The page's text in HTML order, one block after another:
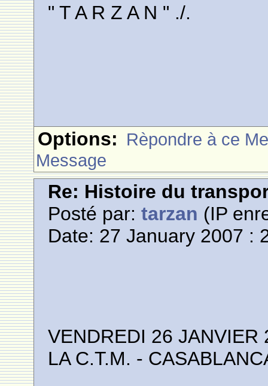
" T A R Z A N " ./.
Options: Rèpondre à ce
Message
Re: Histoire du
Posté par:tarzan (IP
Date: 27 January 2007 :
VENDREDI 26
LA C.T.M. -